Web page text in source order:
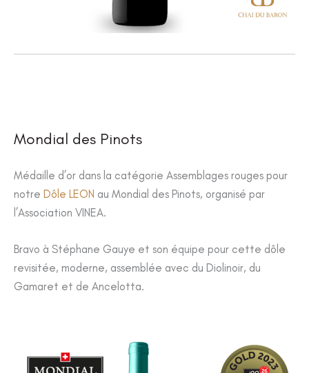
Mondial des Pinots
Médaille d’or dans la catégorie Assemblages rouges pour
notre Dôle LEON au Mondial des Pinots, organisé par
l’Association VINEA.
Bravo à Stéphane Gauye et son équipe pour cette dôle
revisitée, moderne, assemblée avec du Diolinoir, du
Gamaret et de Ancelotta.